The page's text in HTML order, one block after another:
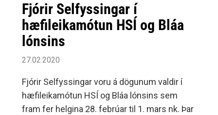
Fjórir Selfyssingar í
hæfileikamótun HSÍ og Bláa
lónsins
27.02.2020
Fjórir Selfyssingar voru á dögunum valdir í
hæfileikamótun HSÍ og Bláa lónsins sem
fram fer helgina 28. febrúar til 1. mars nk. Þar